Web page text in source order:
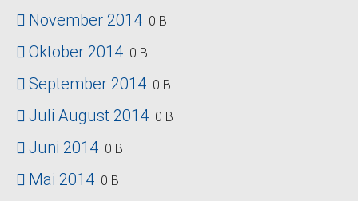
November 2014 0 B
Oktober 2014 0 B
September 2014 0 B
Juli August 2014 0 B
Juni 2014 0 B
Mai 2014 0 B